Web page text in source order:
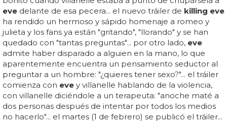
eve delante de esa pecera... el nuevo tráiler de killing eve
ha rendido un hermoso y sápido homenaje a romeo y
julieta y los fans ya están "gritando", "llorando" y se han
quedado con "tantas preguntas"... por otro lado, eve
admite haber disparado a alguien en la mano, lo que
aparentemente encuentra un pensamiento seductor al
preguntar a un hombre: "¿quieres tener sexo?"... el tráiler
comienza con eve y villanelle hablando de la violencia,
con villanelle diciéndole a un terapeuta: "anoche maté a
dos personas después de intentar por todos los medios
no hacerlo"... el martes (1 de febrero) se publicó el tráiler...